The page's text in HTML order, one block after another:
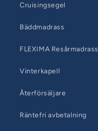
Cruisingsegel
Bäddmadrass
FLEXIMA Resårmadrass
Vinterkapell
Återförsäljare
Räntefri avbetalning